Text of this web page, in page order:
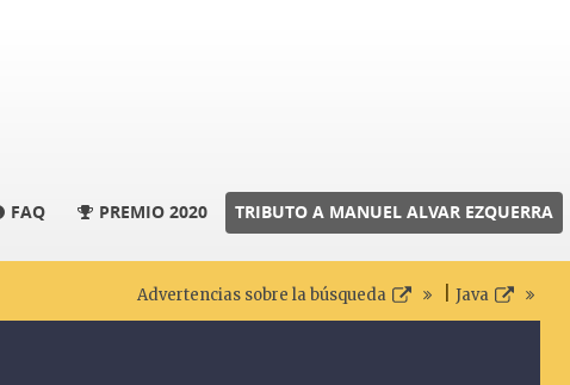
FAQ PREMIO 2020 TRIBUTO A MANUEL ALVAR EZQUERRA
Advertencias sobre la búsqueda Java